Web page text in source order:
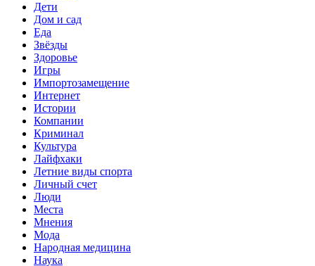
Дети
Дом и сад
Еда
Звёзды
Здоровье
Игры
Импортозамещение
Интернет
Истории
Компании
Криминал
Культура
Лайфхаки
Летние виды спорта
Личный счет
Люди
Места
Мнения
Мода
Народная медицина
Наука